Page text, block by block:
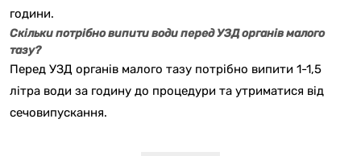
години.
Скільки потрібно випити води перед УЗД органів малого
тазу?
Перед УЗД органів малого тазу потрібно випити 1-1,5
літра води за годину до процедури та утриматися від
сечовипускання.